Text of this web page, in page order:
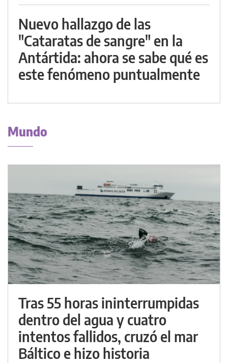
Nuevo hallazgo de las
"Cataratas de sangre" en la
Antártida: ahora se sabe qué es
este fenómeno puntualmente
Mundo
Tras 55 horas ininterrumpidas
dentro del agua y cuatro
intentos fallidos, cruzó el mar
Báltico e hizo historia